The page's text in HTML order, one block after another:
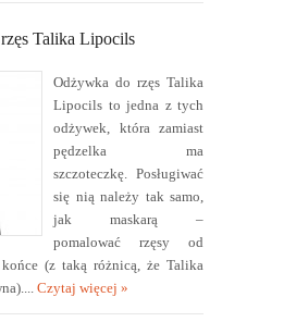
Talika Lipocils
Odżywka do rzęs Talika
Lipocils to jedna z tych
odżywek, która zamiast
pędzelka ma
szczoteczkę. Posługiwać
się nią należy tak samo,
jak maskarą –
pomalować rzęsy od
(z taką różnicą, że Talika
Czytaj więcej »